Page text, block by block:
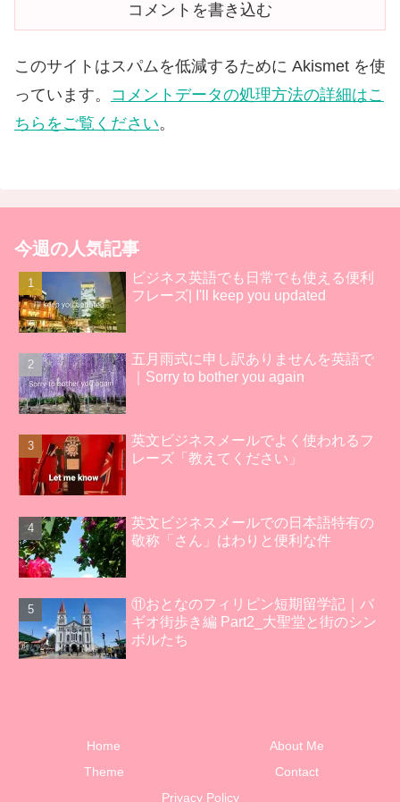
コメントを書き込む
このサイトはスパムを低減するために Akismet を使
っています。 コメントデータの処理方法の詳細はこ
ちらをご覧ください。
今週の人気記事
ビジネス英語でも日常でも使える便利
フレーズ| I'll keep you updated
五月雨式に申し訳ありませんを英語で
｜Sorry to bother you again
英文ビジネスメールでよく使われるフ
レーズ「教えてください」
英文ビジネスメールでの日本語特有の
敬称「さん」はわりと便利な件
⑪おとなのフィリピン短期留学記｜バ
ギオ街歩き編 Part2_大聖堂と街のシン
ボルたち
Home
About Me
Theme
Contact
Privacy Policy